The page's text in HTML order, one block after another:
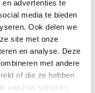
advertenties te
media te bieden
Ook delen we
site met onze
en analyse. Deze
met andere
of die ze hebben
van hun services.